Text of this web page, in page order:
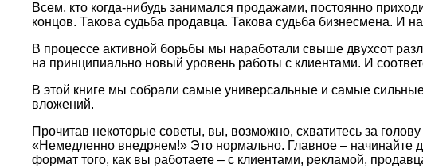
Всем, кто когда-нибудь занимался продажами, постоянно
концов. Такова судьба продавца. Такова судьба бизнесмена. И
В процессе активной борьбы мы наработали свыше двухсот
на принципиально новый уровень работы с клиентами. И
В этой книге мы собрали самые универсальные и самые
вложений.
Прочитав некоторые советы, вы, возможно, схватитесь за
«Немедленно внедряем!» Это нормально. Главное – начинайте
формат того, как вы работаете – с клиентами, рекламой,